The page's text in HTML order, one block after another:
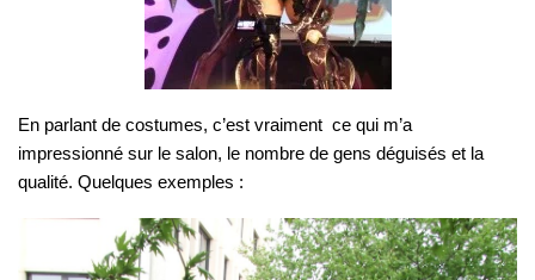
En parlant de costumes, c’est vraiment ce qui m’a
impressionné sur le salon, le nombre de gens déguisés et la
qualité. Quelques exemples :